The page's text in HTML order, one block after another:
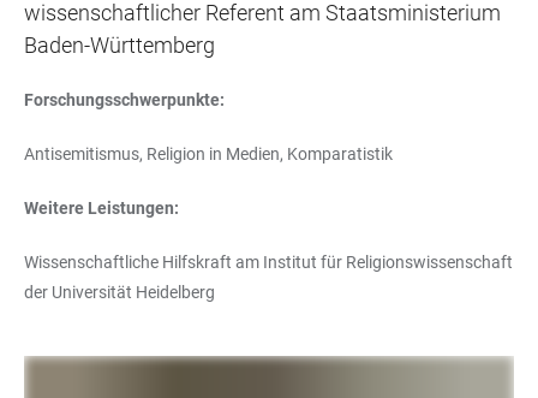
wissenschaftlicher Referent am Staatsministerium
Baden-Württemberg
Forschungsschwerpunkte:
Antisemitismus, Religion in Medien, Komparatistik
Weitere Leistungen:
Wissenschaftliche Hilfskraft am Institut für Religionswissenschaft
der Universität Heidelberg